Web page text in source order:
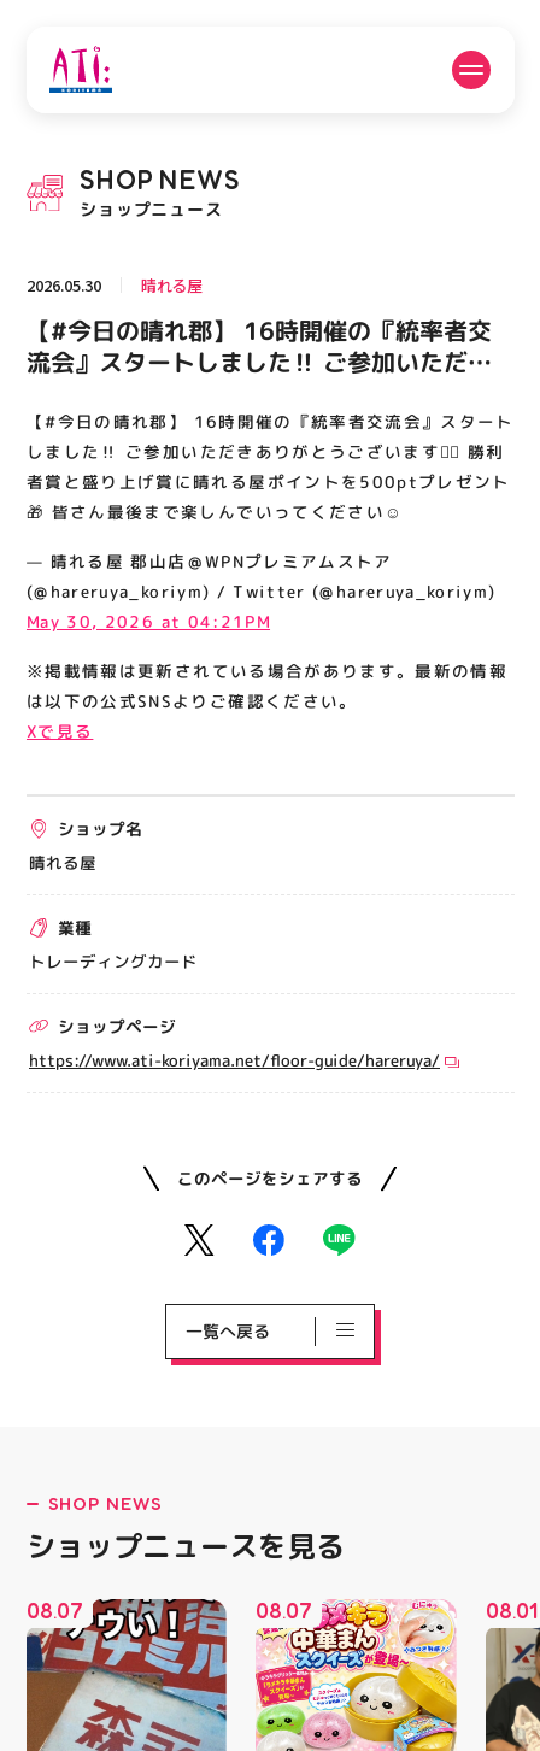
PICK UP NEWS
ピックアップニュース
フロアガイド 営業時間
ACCESS
アクセス・駐車場
RECRUIT
スタッフ募集
関連情報
お知らせ
プライバシーポリシー
サイトポリシー
出店をご検討の方へ
テナント出店募集
催事出店募集
アティビジョンについて
SHOP NEWS
ショップニュース
2026.05.30 晴れる屋
【#今日の晴れ郡】 16時開催の『統率者交
流会』スタートしました‼️ ご参加いただき
げ賞に晴れる屋ポイントを500ptプレゼント
🎁 皆さん最後まで楽しんでいってください
☺️
【#今日の晴れ郡】 16時開催の『統率者交流会』スタート
しました‼️ ご参加いただきありがとうございます🙇‍♂️ 勝利
者賞と盛り上げ賞に晴れる屋ポイントを500ptプレゼント
🎁 皆さん最後まで楽しんでいってください☺️
— 晴れる屋 郡山店＠WPNプレミアムストア
(@hareruya_koriym) / Twitter (@hareruya_koriym)
May 30, 2026 at 04:21PM
※掲載情報は更新されている場合があります。最新の情報
は以下の公式SNSよりご確認ください。
Xで見る
ショップ名
晴れる屋
業種
トレーディングカード
ショップページ
https://www.ati-koriyama.net/floor-guide/hareruya/
このページをシェアする
一覧へ戻る
SHOP NEWS
ショップニュースを見る
08.07 08.07 08.01